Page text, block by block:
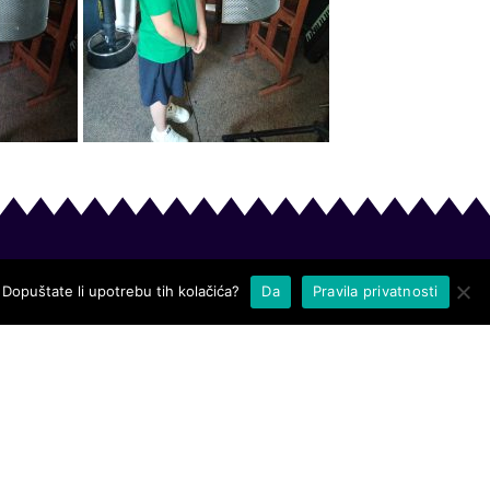
li upotrebu tih kolačića? Da Pravila privatnosti